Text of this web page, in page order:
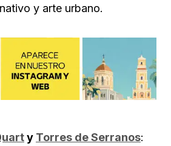
y arte urbano.
y Torres de Serranos: